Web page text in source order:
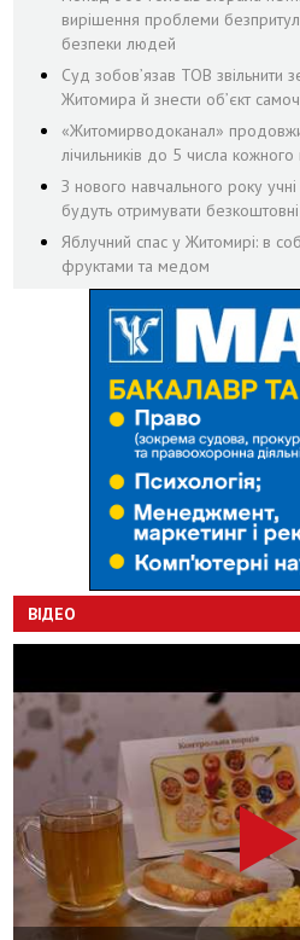
вирішення проблеми
безпеки людей
Суд зобов’язав ТОВ звільнити
Житомира й знести об’єкт
«Житомирводоканал»
лічильників до 5 числа кожного
З нового навчального року
будуть отримувати безкоштовні
Яблучний спас у Житомирі: в
фруктами та медом
ВІДЕО